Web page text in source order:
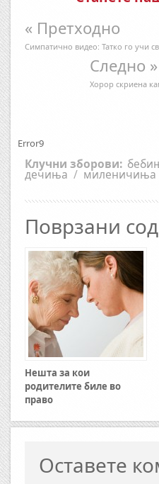
« Претходно
Симпaтично видео: Татко го учи
Следно »
Хорор скриена
Error9
Клучни зборови:
дечиња / миленичиња
Поврзани
Нешта за кои
родителите биле во
право
Оставете